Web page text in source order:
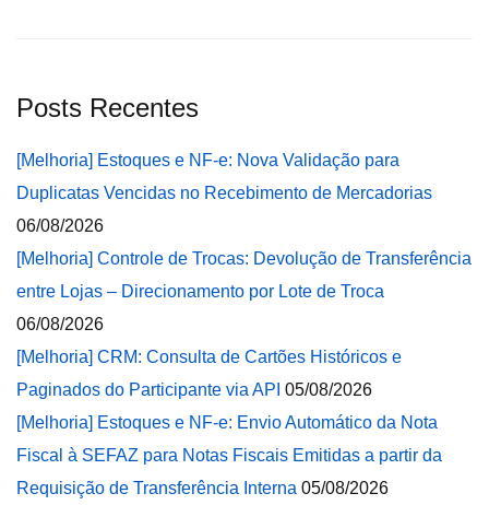
Posts Recentes
[Melhoria] Estoques e NF-e: Nova Validação para
Duplicatas Vencidas no Recebimento de Mercadorias
06/08/2026
[Melhoria] Controle de Trocas: Devolução de Transferência
entre Lojas – Direcionamento por Lote de Troca
06/08/2026
[Melhoria] CRM: Consulta de Cartões Históricos e
Paginados do Participante via API 05/08/2026
[Melhoria] Estoques e NF-e: Envio Automático da Nota
Fiscal à SEFAZ para Notas Fiscais Emitidas a partir da
Requisição de Transferência Interna 05/08/2026